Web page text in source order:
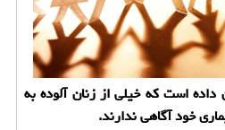
است كه خیلی از زنان آلوده به